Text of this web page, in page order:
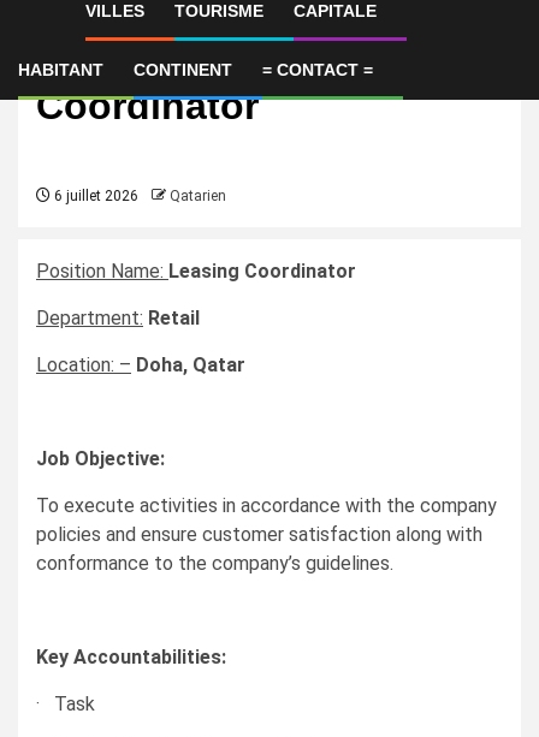
VILLES TOURISME CAPITALE
HABITANT CONTINENT = CONTACT =
Property Leasing
Coordinator
6 juillet 2026 Qatarien
Position Name: Leasing Coordinator
Department: Retail
Location: – Doha, Qatar
Job Objective:
To execute activities in accordance with the company
policies and ensure customer satisfaction along with
conformance to the company’s guidelines.
Key Accountabilities:
· Task